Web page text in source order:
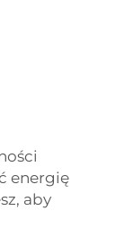
energię
aby